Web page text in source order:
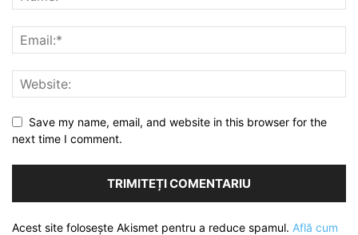
Save my name, email, and website in this browser for the
next time I comment.
Acest site folosește Akismet pentru a reduce spamul. Află cum